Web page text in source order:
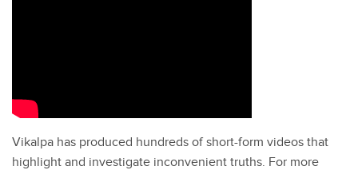
Vikalpa has produced hundreds of short-form videos that
highlight and investigate inconvenient truths. For more